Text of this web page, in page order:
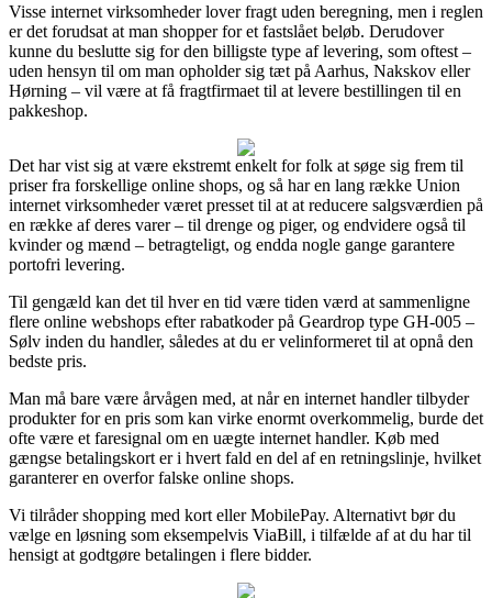
Visse internet virksomheder lover fragt uden beregning, men i reglen
er det forudsat at man shopper for et fastslået beløb. Derudover
kunne du beslutte sig for den billigste type af levering, som oftest –
uden hensyn til om man opholder sig tæt på Aarhus, Nakskov eller
Hørning – vil være at få fragtfirmaet til at levere bestillingen til en
pakkeshop.
Det har vist sig at være ekstremt enkelt for folk at søge sig frem til
priser fra forskellige online shops, og så har en lang række Union
internet virksomheder været presset til at at reducere salgsværdien på
en række af deres varer – til drenge og piger, og endvidere også til
kvinder og mænd – betragteligt, og endda nogle gange garantere
portofri levering.
Til gengæld kan det til hver en tid være tiden værd at sammenligne
flere online webshops efter rabatkoder på Geardrop type GH-005 –
Sølv inden du handler, således at du er velinformeret til at opnå den
bedste pris.
Man må bare være årvågen med, at når en internet handler tilbyder
produkter for en pris som kan virke enormt overkommelig, burde det
ofte være et faresignal om en uægte internet handler. Køb med
gængse betalingskort er i hvert fald en del af en retningslinje, hvilket
garanterer en overfor falske online shops.
Vi tilråder shopping med kort eller MobilePay. Alternativt bør du
vælge en løsning som eksempelvis ViaBill, i tilfælde af at du har til
hensigt at godtgøre betalingen i flere bidder.